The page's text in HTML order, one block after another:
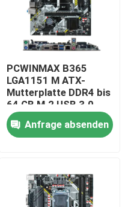
PCWINMAX B365
LGA1151 M ATX-
Mutterplatte DDR4 bis
64 GB M.2 USB 3.0
Unterstützung 8. 9.
Generation
Prozessoren OEM
Anfrage absenden